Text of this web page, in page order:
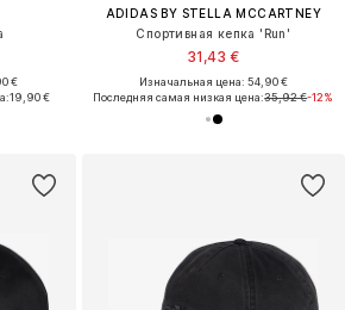
€
19,90 €
ADIDAS BY STELLA MCCARTNEY
Спортивная кепка 'Run'
31,43 €
Изначальная цена: 54,90 €
Последняя самая низкая цена:35,92 €-12%